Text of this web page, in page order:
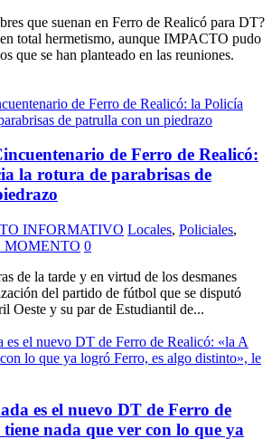
que suenan en Ferro de Realicó para DT?
total hermetismo, aunque IMPACTO pudo
que se han planteado en las reuniones.
de Ferro de Realicó:
la rotura de parabrisas de
INFORMATIVO Locales, Policiales,
MOMENTO 0
de la tarde y en virtud de los desmanes
del partido de fútbol que se disputó
Oeste y su par de Estudiantil de...
es el nuevo DT de Ferro de
nada que ver con lo que ya